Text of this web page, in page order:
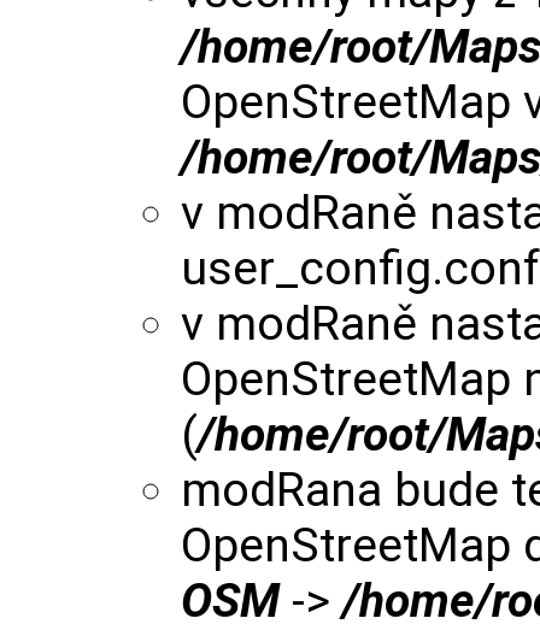
/home/root/
OpenStreetMap
/home/root/
v modRaně
v modRaně
OpenStreetMap
(/home/root/
modRana bude
OpenStreetMap
OSM->/home/